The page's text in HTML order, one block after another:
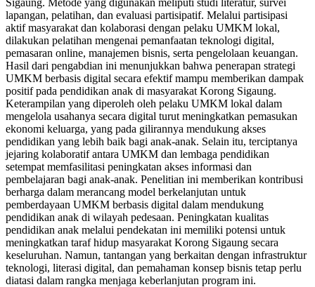
lapangan, pelatihan, dan evaluasi partisipatif. Melalui partisipasi
aktif masyarakat dan kolaborasi dengan pelaku UMKM lokal,
dilakukan pelatihan mengenai pemanfaatan teknologi digital,
pemasaran online, manajemen bisnis, serta pengelolaan keuangan.
Hasil dari pengabdian ini menunjukkan bahwa penerapan strategi
UMKM berbasis digital secara efektif mampu memberikan dampak
positif pada pendidikan anak di masyarakat Korong Sigaung.
Keterampilan yang diperoleh oleh pelaku UMKM lokal dalam
mengelola usahanya secara digital turut meningkatkan pemasukan
ekonomi keluarga, yang pada gilirannya mendukung akses
pendidikan yang lebih baik bagi anak-anak. Selain itu, terciptanya
jejaring kolaboratif antara UMKM dan lembaga pendidikan
setempat memfasilitasi peningkatan akses informasi dan
pembelajaran bagi anak-anak. Penelitian ini memberikan kontribusi
berharga dalam merancang model berkelanjutan untuk
pemberdayaan UMKM berbasis digital dalam mendukung
pendidikan anak di wilayah pedesaan. Peningkatan kualitas
pendidikan anak melalui pendekatan ini memiliki potensi untuk
meningkatkan taraf hidup masyarakat Korong Sigaung secara
keseluruhan. Namun, tantangan yang berkaitan dengan infrastruktur
teknologi, literasi digital, dan pemahaman konsep bisnis tetap perlu
diatasi dalam rangka menjaga keberlanjutan program ini.